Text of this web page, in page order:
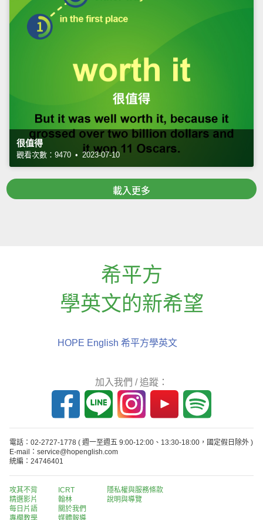
很值得
觀看次數：9470 • 2023-07-10
載入更多
希平方
學英文的新希望
HOPE English 希平方學英文
加入我們 / 追蹤：
電話：02-2727-1778 ( 週一至週五 9:00-12:00、13:30-18:00，國定假日除外 )
E-mail：service@hopenglish.com
統編：24746401
攻其不背
精選影片
每日片語
專欄教學
ICRT
翰林
關於我們
媒體報導
隱私權與服務條款
說明與導覽